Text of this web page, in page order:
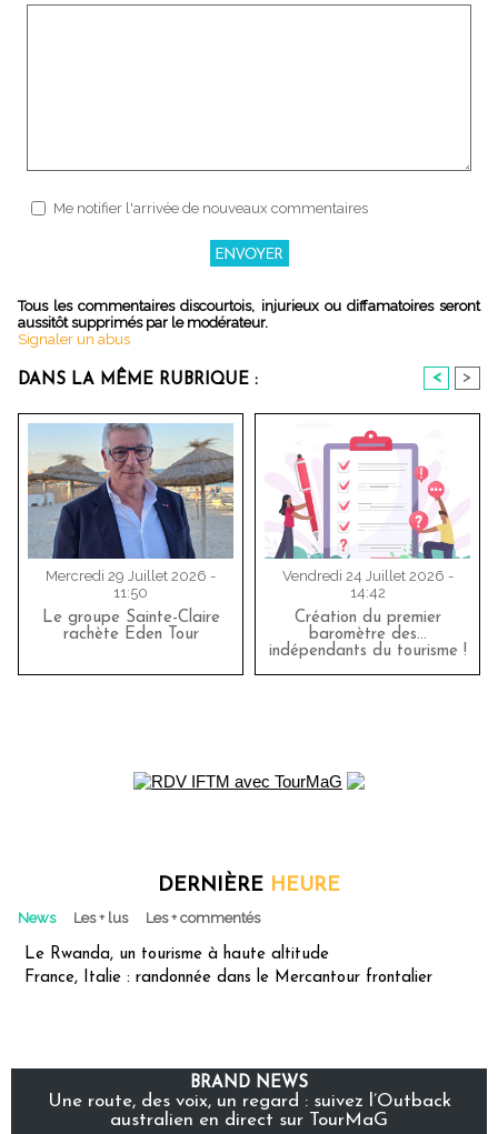
Me notifier l'arrivée de nouveaux commentaires
Tous les commentaires discourtois, injurieux ou diffamatoires seront
aussitôt supprimés par le modérateur.
Signaler un abus
DANS LA MÊME RUBRIQUE : < >
Mercredi 29 Juillet 2026 -
11:50
Le groupe Sainte-Claire
rachète Eden Tour
Vendredi 24 Juillet 2026 -
14:42
Création du premier
baromètre des…
indépendants du tourisme !
DERNIÈRE HEURE
News Les + lus Les + commentés
Le Rwanda, un tourisme à haute altitude
France, Italie : randonnée dans le Mercantour frontalier
BRAND NEWS
Une route, des voix, un regard : suivez l’Outback
australien en direct sur TourMaG